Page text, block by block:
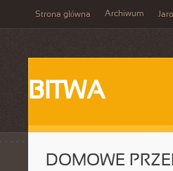
Strona główna Archiwum
BITWA
DOMOWE